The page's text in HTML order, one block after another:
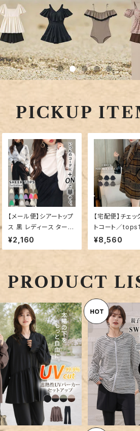
PICKUP
【メール便】シアートップ
ス 黒 レディース タート
ルネック ／tops1442
¥2,160
【宅配便】チェッ
トコート／
¥8,560
PRODUCT
】UVカット率 99%以
カー ラッシュガード
キャンディスリーブ
フリル 速乾 2点セット
¥10,360
【宅配便】
ィース ボー
タンキニ 4